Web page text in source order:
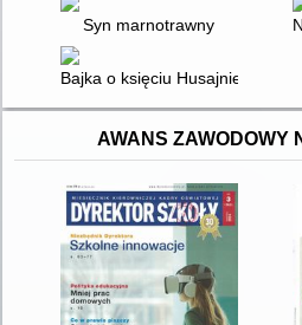
Syn marnotrawny
Bajka o księciu Husajnie i
AWANS ZAWODOWY